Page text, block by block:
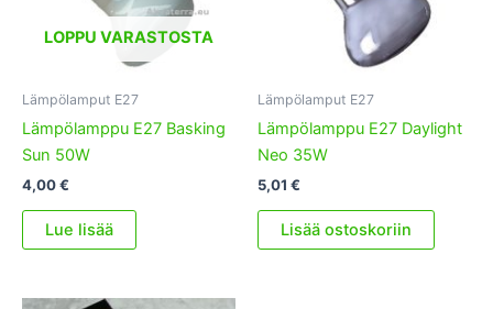
LOPPU VARASTOSTA
Lämpölamput E27
Lämpölamppu E27 Basking
Sun 50W
4,00€
Lue lisää
Lämpölamput E27
Lämpölamppu E27 Daylight
Neo 35W
5,01 €
Lisää ostoskoriin